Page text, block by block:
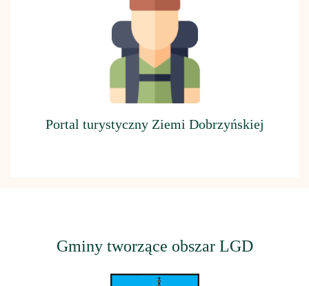
Portal turystyczny Ziemi Dobrzyńskiej
Gminy tworzące obszar LGD